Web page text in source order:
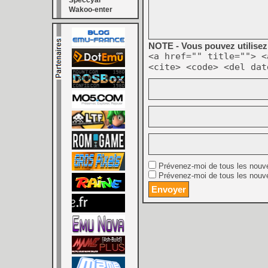
Wakoo-enter
NOTE - Vous pouvez
<a href="" title="">
<cite> <code> <del
Prévenez-moi de tous les
Prévenez-moi de tous les